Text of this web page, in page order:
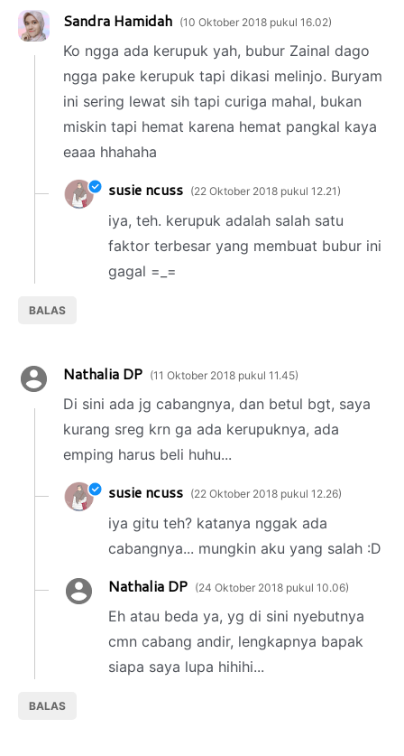
Sandra Hamidah 10 Oktober 2018 pukul 16.02
Ko ngga ada kerupuk yah, bubur Zainal dago
ngga pake kerupuk tapi dikasi melinjo. Buryam
ini sering lewat sih tapi curiga mahal, bukan
miskin tapi hemat karena hemat pangkal kaya
eaaa hhahaha
BALAS
susie ncuss 22 Oktober 2018 pukul 12.21
iya, teh. kerupuk adalah salah satu
faktor terbesar yang membuat bubur ini
gagal =_=
Nathalia DP 11 Oktober 2018 pukul 11.45
Di sini ada jg cabangnya, dan betul bgt, saya
kurang sreg krn ga ada kerupuknya, ada
emping harus beli huhu...
BALAS
susie ncuss 22 Oktober 2018 pukul 12.26
iya gitu teh? katanya nggak ada
cabangnya... mungkin aku yang salah :D
Nathalia DP 24 Oktober 2018 pukul 10.06
Eh atau beda ya, yg di sini nyebutnya
cmn cabang andir, lengkapnya bapak
siapa saya lupa hihihi...